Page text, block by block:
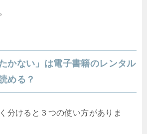
かない」は電子書籍のレンタル
める？
分けると３つの使い方がありま